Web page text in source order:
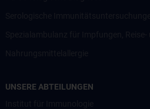
UNSERE ABTEILUNGEN